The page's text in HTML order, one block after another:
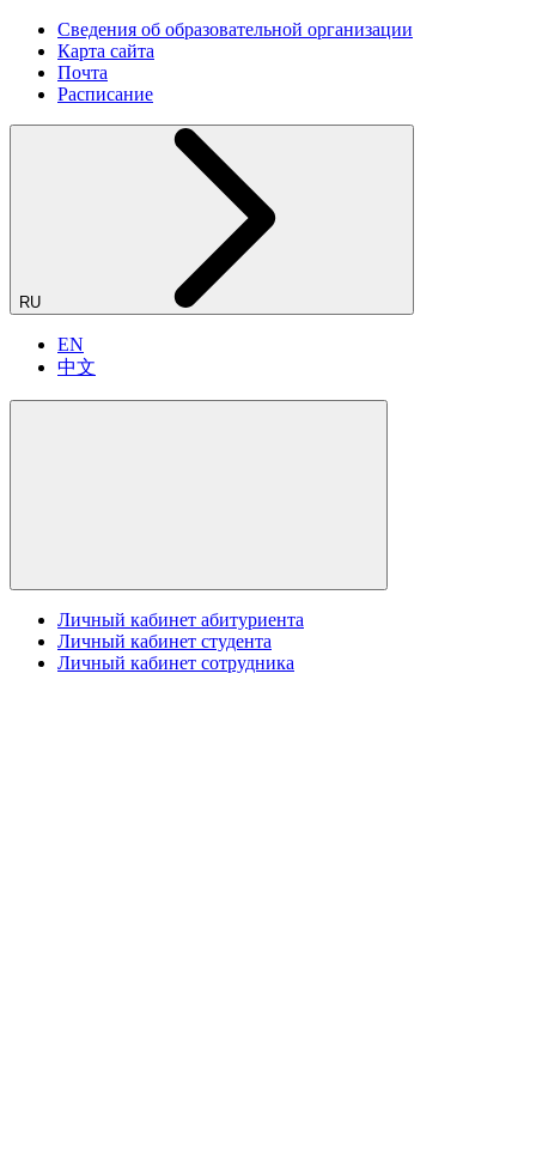
Сведения об образовательной организации
Карта сайта
Почта
Расписание
RU
EN
中文
Личный кабинет абитуриента
Личный кабинет студента
Личный кабинет сотрудника